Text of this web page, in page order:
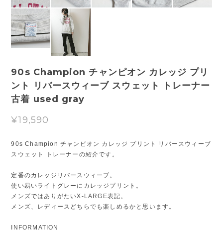
90s Champion チャンピオン カレッジ プリ
ント リバースウィーブ スウェット トレーナー
古着 used gray
¥19,590
90s Champion チャンピオン カレッジ プリント リバースウィーブ
スウェット トレーナーの紹介です。
定番のカレッジリバースウィーブ。
使い易いライトグレーにカレッジプリント。
メンズではありがたいX-LARGE表記。
メンズ、レディースどちらでも楽しめるかと思います。
INFORMATION